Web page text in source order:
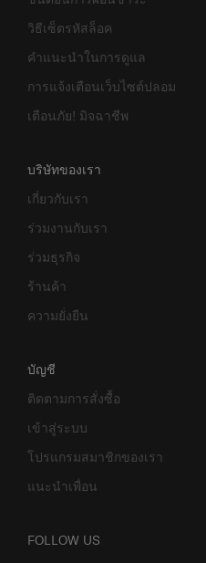
วิธีเซ็ตรหัสล็อค
คำแนะนำในการดูแล
การแจ้งเตือนเว็บไซต์ปลอม
เตือนภัย! มิจฉาชีพ
บริษัทของเรา
เกี่ยวกับเรา
ร่วมงานกับเรา
ร่วมธุรกิจ
ร้านค้า
ความยั่งยืน
บัญชี
ติดตามการสั่งซื้อ
เข้าสู่ระบบ
โปรแกรมสมาชิกของเรา
แนะนำเพื่อน
FOLLOW US